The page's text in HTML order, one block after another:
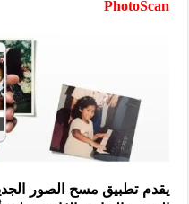
PhotoScan
يقدم تطبيق مسح الصور